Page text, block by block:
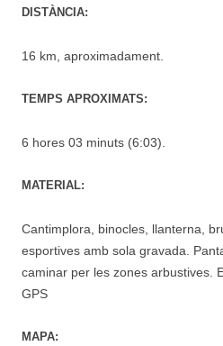
DISTÀNCIA:
16 km, aproximadament.
TEMPS APROXIMATS:
6 hores 03 minuts (6:03).
MATERIAL:
Cantimplora, binocles, llanterna,
esportives amb sola gravada.
caminar per les zones arbustives.
GPS
MAPA: